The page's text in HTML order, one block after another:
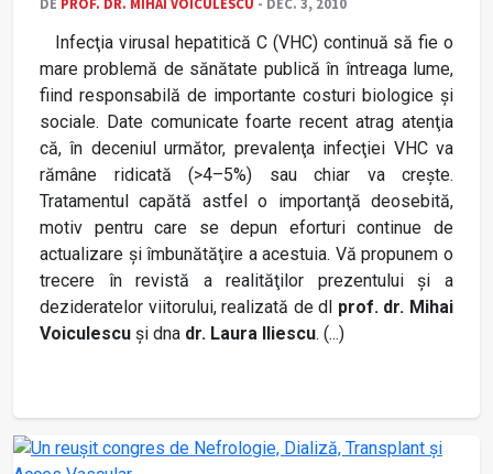
DE PROF. DR. MIHAI VOICULESCU - DEC. 3, 2010
Infecţia virusal hepatitică C (VHC) continuă să fie o
mare problemă de sănătate publică în întreaga lume,
fiind responsabilă de importante costuri biologice şi
sociale. Date comunicate foarte recent atrag atenţia
că, în deceniul următor, prevalenţa infecţiei VHC va
rămâne ridicată (>4–5%) sau chiar va creşte.
Tratamentul capătă astfel o importanţă deosebită,
motiv pentru care se depun eforturi continue de
actualizare şi îmbunătăţire a acestuia. Vă propunem o
trecere în revistă a realităţilor prezentului şi a
dezideratelor viitorului, realizată de dl prof. dr. Mihai
Voiculescu şi dna dr. Laura Iliescu. (...)